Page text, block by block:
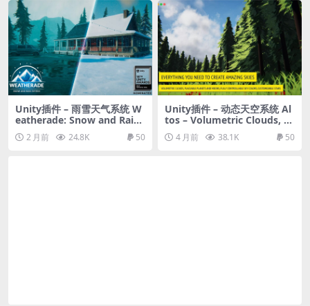
Unity插件 – 雨雪天气系统 W
eatherade: Snow and Rain
System
2 月前 24.8K 50
Unity插件 – 动态天空系统 Al
tos – Volumetric Clouds, S
kybox, and Weather for Un
ity URP
4 月前 38.1K 50